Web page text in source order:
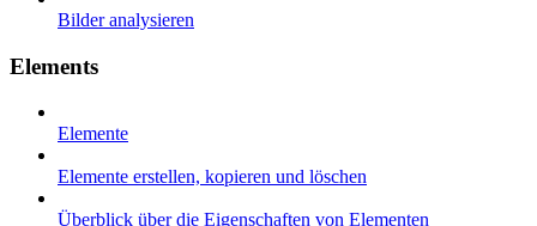
Bilder analysieren
Elements
Elemente
Elemente erstellen, kopieren und löschen
Überblick über die Eigenschaften von Elementen